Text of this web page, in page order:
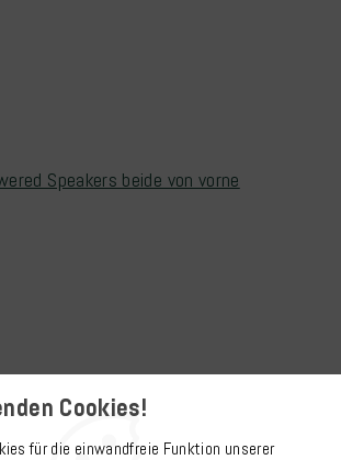
Cookies!
für die einwandfreie Funktion unserer